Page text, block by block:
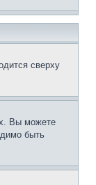
сверху
Вы можете
быть